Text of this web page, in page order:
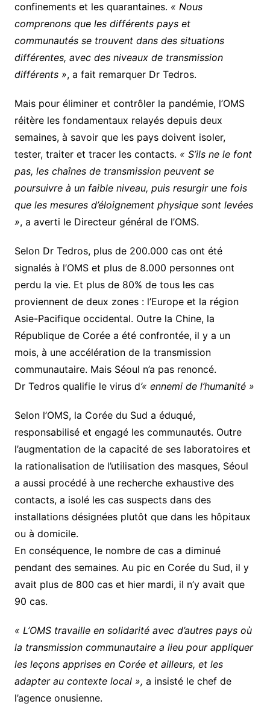
confinements et les quarantaines. « Nous
comprenons que les différents pays et
communautés se trouvent dans des situations
différentes, avec des niveaux de transmission
différents », a fait remarquer Dr Tedros.
Mais pour éliminer et contrôler la pandémie, l’OMS
réitère les fondamentaux relayés depuis deux
semaines, à savoir que les pays doivent isoler,
tester, traiter et tracer les contacts. « S’ils ne le font
pas, les chaînes de transmission peuvent se
poursuivre à un faible niveau, puis resurgir une fois
que les mesures d’éloignement physique sont levées
», a averti le Directeur général de l’OMS.
Selon Dr Tedros, plus de 200.000 cas ont été
signalés à l’OMS et plus de 8.000 personnes ont
perdu la vie. Et plus de 80% de tous les cas
proviennent de deux zones : l’Europe et la région
Asie-Pacifique occidental. Outre la Chine, la
République de Corée a été confrontée, il y a un
mois, à une accélération de la transmission
communautaire. Mais Séoul n’a pas renoncé.
Dr Tedros qualifie le virus d’« ennemi de l’humanité »
Selon l’OMS, la Corée du Sud a éduqué,
responsabilisé et engagé les communautés. Outre
l’augmentation de la capacité de ses laboratoires et
la rationalisation de l’utilisation des masques, Séoul
a aussi procédé à une recherche exhaustive des
contacts, a isolé les cas suspects dans des
installations désignées plutôt que dans les hôpitaux
ou à domicile.
En conséquence, le nombre de cas a diminué
pendant des semaines. Au pic en Corée du Sud, il y
avait plus de 800 cas et hier mardi, il n’y avait que
90 cas.
« L’OMS travaille en solidarité avec d’autres pays où
la transmission communautaire a lieu pour appliquer
les leçons apprises en Corée et ailleurs, et les
adapter au contexte local », a insisté le chef de
l’agence onusienne.